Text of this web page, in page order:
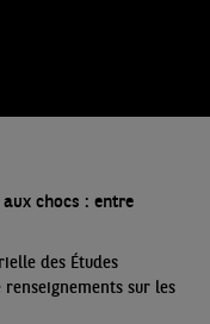
chocs : entre
des Études
sur les